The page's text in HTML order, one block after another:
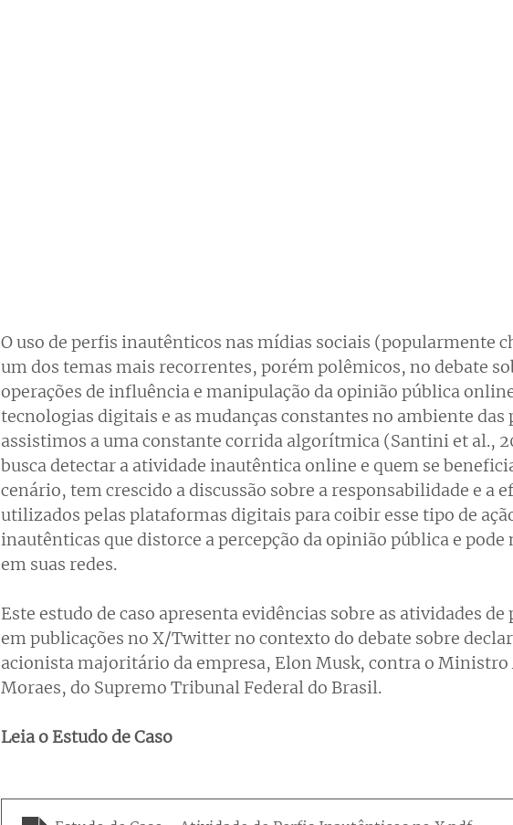
O uso de perfis inautênticos nas mídias sociais (popularmente
um dos temas mais recorrentes, porém polêmicos, no debate
operações de influência e manipulação da opinião pública
tecnologias digitais e as mudanças constantes no ambiente
assistimos a uma constante corrida algorítmica (Santini et al.,
busca detectar a atividade inautêntica online e quem se
cenário, tem crescido a discussão sobre a responsabilidade e a
utilizados pelas plataformas digitais para coibir esse tipo de
inautênticas que distorce a percepção da opinião pública e
em suas redes.
Este estudo de caso apresenta evidências sobre as atividades
em publicações no X/Twitter no contexto do debate sobre
acionista majoritário da empresa, Elon Musk, contra o Ministro
Moraes, do Supremo Tribunal Federal do Brasil.
Leia o Estudo de Caso